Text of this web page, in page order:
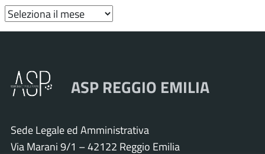
Archivi
ASP REGGIO EMILIA
Sede Legale ed Amministrativa
Via Marani 9/1 – 42122 Reggio Emilia